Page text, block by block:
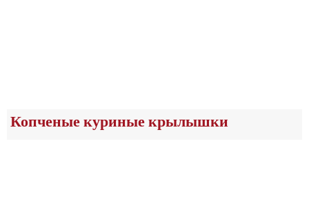
Копченые куриные крылышки